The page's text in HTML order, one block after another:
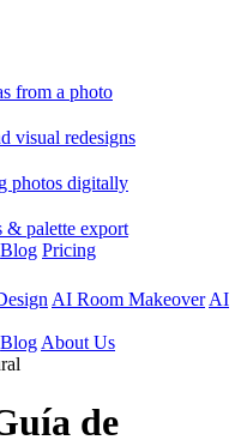
from a photo
visual redesigns
photos digitally
& palette export
Blog Pricing
AI Room Makeover AI
Blog About Us
de